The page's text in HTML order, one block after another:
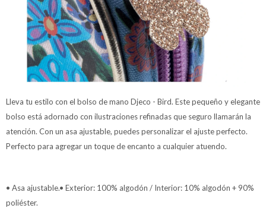
Lleva tu estilo con el bolso de mano Djeco - Bird. Este pequeño y elegante
bolso está adornado con ilustraciones refinadas que seguro llamarán la
atención. Con un asa ajustable, puedes personalizar el ajuste perfecto.
Perfecto para agregar un toque de encanto a cualquier atuendo.
• Asa ajustable.• Exterior: 100% algodón / Interior: 10% algodón + 90%
poliéster.